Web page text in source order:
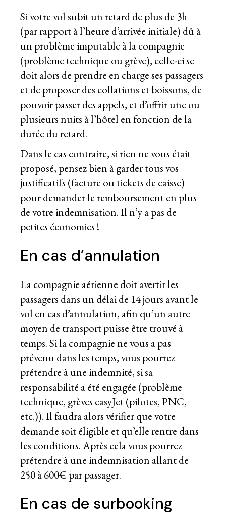
Si votre vol subit un retard de plus de 3h
(par rapport à l’heure d’arrivée initiale) dû à
un problème imputable à la compagnie
(problème technique ou grève), celle-ci se
doit alors de prendre en charge ses passagers
et de proposer des collations et boissons, de
pouvoir passer des appels, et d’offrir une ou
plusieurs nuits à l’hôtel en fonction de la
durée du retard.
Dans le cas contraire, si rien ne vous était
proposé, pensez bien à garder tous vos
justificatifs (facture ou tickets de caisse)
pour demander le remboursement en plus
de votre indemnisation. Il n’y a pas de
petites économies !
En cas d’annulation
La compagnie aérienne doit avertir les
passagers dans un délai de 14 jours avant le
vol en cas d’annulation, afin qu’un autre
moyen de transport puisse être trouvé à
temps. Si la compagnie ne vous a pas
prévenu dans les temps, vous pourrez
prétendre à une indemnité, si sa
responsabilité a été engagée (problème
technique, grèves easyJet (pilotes, PNC,
etc.)). Il faudra alors vérifier que votre
demande soit éligible et qu’elle rentre dans
les conditions. Après cela vous pourrez
prétendre à une indemnisation allant de
250 à 600€ par passager.
En cas de surbooking